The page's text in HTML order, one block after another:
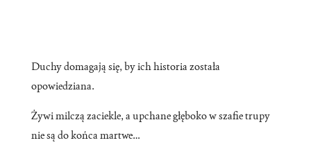
Duchy domagają się, by ich historia została
opowiedziana.
Żywi milczą zaciekle, a upchane głęboko w szafie trupy
nie są do końca martwe…